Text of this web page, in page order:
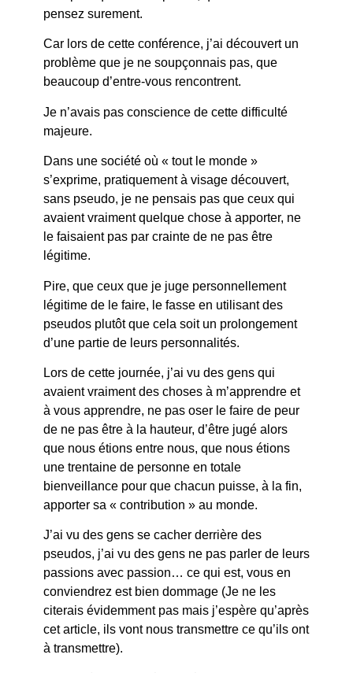
pensez surement.
Car lors de cette conférence, j’ai découvert un
problème que je ne soupçonnais pas, que
beaucoup d’entre-vous rencontrent.
Je n’avais pas conscience de cette difficulté
majeure.
Dans une société où « tout le monde »
s’exprime, pratiquement à visage découvert,
sans pseudo, je ne pensais pas que ceux qui
avaient vraiment quelque chose à apporter, ne
le faisaient pas par crainte de ne pas être
légitime.
Pire, que ceux que je juge personnellement
légitime de le faire, le fasse en utilisant des
pseudos plutôt que cela soit un prolongement
d’une partie de leurs personnalités.
Lors de cette journée, j’ai vu des gens qui
avaient vraiment des choses à m’apprendre et
à vous apprendre, ne pas oser le faire de peur
de ne pas être à la hauteur, d’être jugé alors
que nous étions entre nous, que nous étions
une trentaine de personne en totale
bienveillance pour que chacun puisse, à la fin,
apporter sa « contribution » au monde.
J’ai vu des gens se cacher derrière des
pseudos, j’ai vu des gens ne pas parler de leurs
passions avec passion… ce qui est, vous en
conviendrez est bien dommage (Je ne les
citerais évidemment pas mais j’espère qu’après
cet article, ils vont nous transmettre ce qu’ils ont
à transmettre).